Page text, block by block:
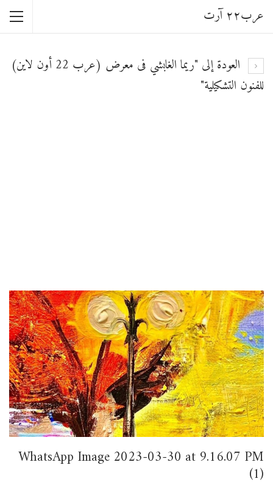
عرب٢٢ آرت
العودة إلى "ريما الغابشي فى معرض (عرب 22 أون لاين)
للفنون التشكيلية"
WhatsApp Image 2023-03-30 at 9.16.07 PM
(1)